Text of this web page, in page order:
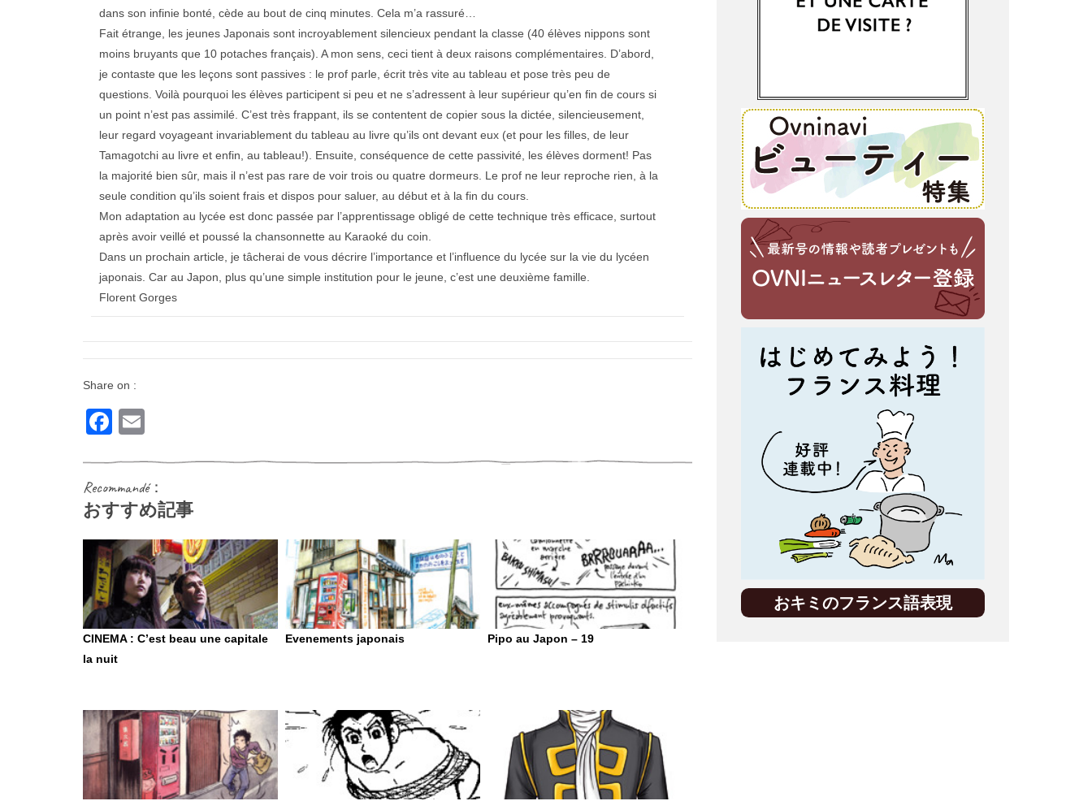
dans son infinie bonté, cède au bout de cinq minutes. Cela m’a rassuré…
Fait étrange, les jeunes Japonais sont incroyablement silencieux pendant la classe (40 élèves nippons sont
moins bruyants que 10 potaches français). A mon sens, ceci tient à deux raisons complémentaires. D’abord,
je contaste que les leçons sont passives : le prof parle, écrit très vite au tableau et pose très peu de
questions. Voilà pourquoi les élèves participent si peu et ne s’adressent à leur supérieur qu’en fin de cours si
un point n’est pas assimilé. C’est très frappant, ils se contentent de copier sous la dictée, silencieusement,
leur regard voyageant invariablement du tableau au livre qu’ils ont devant eux (et pour les filles, de leur
Tamagotchi au livre et enfin, au tableau!). Ensuite, conséquence de cette passivité, les élèves dorment! Pas
la majorité bien sûr, mais il n’est pas rare de voir trois ou quatre dormeurs. Le prof ne leur reproche rien, à la
seule condition qu’ils soient frais et dispos pour saluer, au début et à la fin du cours.
Mon adaptation au lycée est donc passée par l’apprentissage obligé de cette technique très efficace, surtout
après avoir veillé et poussé la chansonnette au Karaoké du coin.
Dans un prochain article, je tâcherai de vous décrire l’importance et l’influence du lycée sur la vie du lycéen
japonais. Car au Japon, plus qu’une simple institution pour le jeune, c’est une deuxième famille.
Florent Gorges
Share on :
Facebook
Recommandé：
おすすめ記事
CINEMA : C’est beau une capitale
la nuit
Evenements japonais Pipo au Japon – 19
おキミのフランス語表現